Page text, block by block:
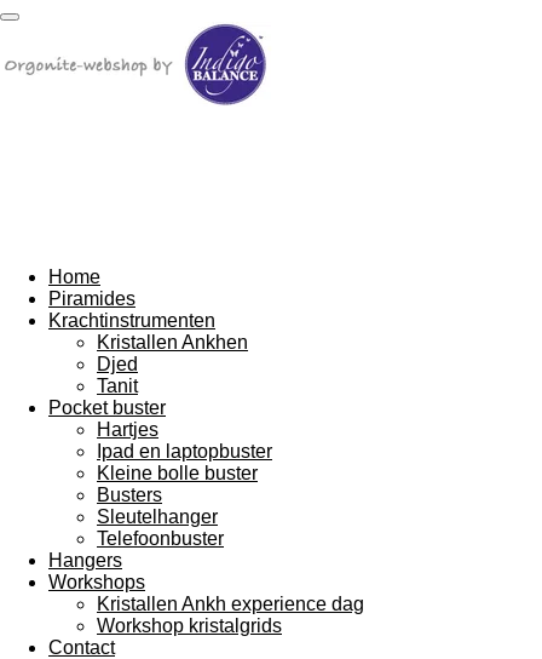
Ga
naar
Home
Piramides
Krachtinstrumenten
Kristallen Ankhen
Djed
Tanit
Pocket buster
Hartjes
Ipad en laptopbuster
Kleine bolle buster
Busters
Sleutelhanger
Telefoonbuster
Hangers
Workshops
Kristallen Ankh experience dag
Workshop kristalgrids
Contact